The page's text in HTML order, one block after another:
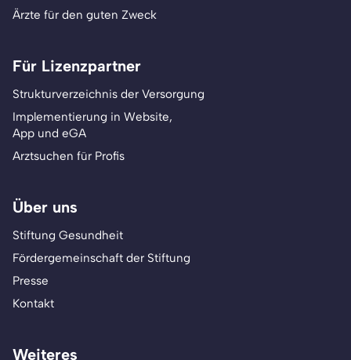
Ärzte für den guten Zweck
Für Lizenzpartner
Strukturverzeichnis der Versorgung
Implementierung in Website,
App und eGA
Arztsuchen für Profis
Über uns
Stiftung Gesundheit
Fördergemeinschaft der Stiftung
Presse
Kontakt
Weiteres